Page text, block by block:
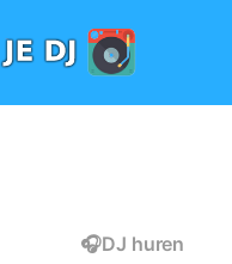
🎧DJ huren